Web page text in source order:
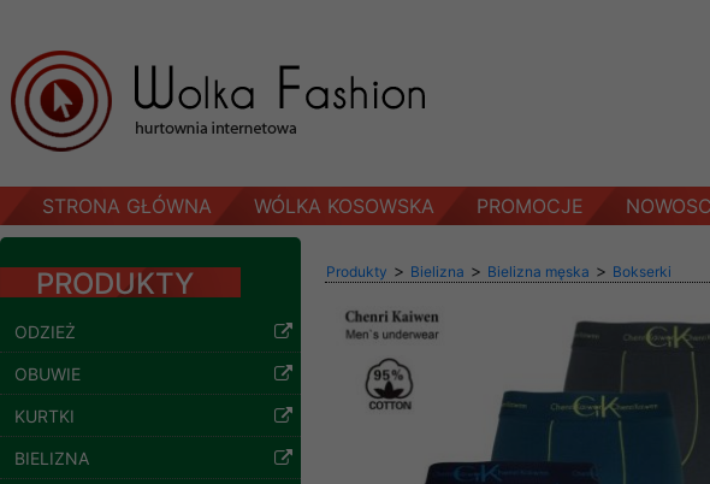
STRONA GŁÓWNA WÓLKA KOSOWSKA PROMOCJE
PRODUKTY
ODZIEŻ
OBUWIE
KURTKI
BIELIZNA
Paczka 10 szt
Produkty > Bielizna > Bielizna męska > Bokserki